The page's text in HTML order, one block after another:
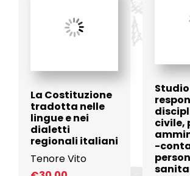
La Costituzione
tradotta nelle
lingue e nei
dialetti
regionali italiani
Tenore Vito
civile,
-